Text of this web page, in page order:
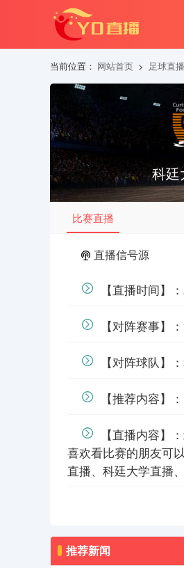
当前位置： 网站首页 > 足球直播
科
比赛直播
直播信号源
【直播时间】
【对阵赛事】：
【对阵球队】：
【推荐内容】
【直播内容】
喜欢看比赛的朋友可
直播、科廷大学直播
推荐新闻